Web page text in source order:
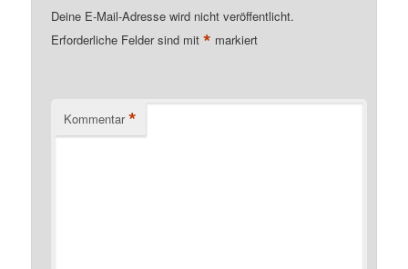
Deine E-Mail-Adresse wird nicht veröffentlicht.
Erforderliche Felder sind mit* markiert
Kommentar *